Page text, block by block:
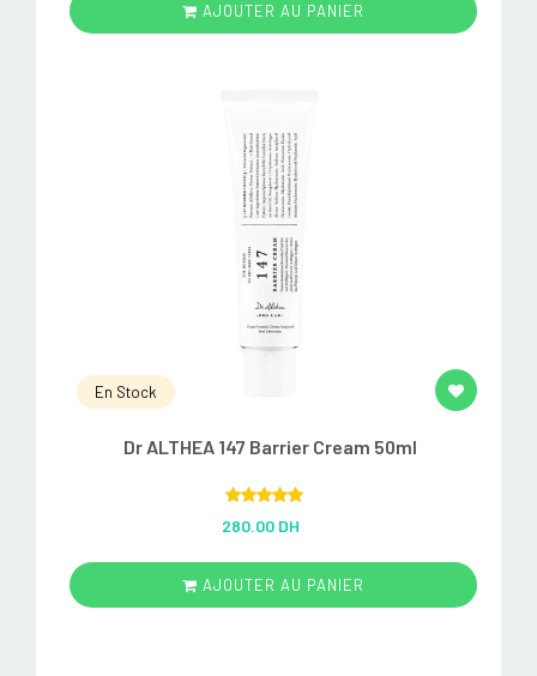
AJOUTER AU PANIER
En Stock
Dr ALTHEA 147 Barrier Cream 50ml
out of 5
280.00 DH
AJOUTER AU PANIER